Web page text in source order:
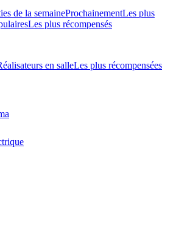
de la semaineProchainementLes plus
Les plus récompensés
en salleLes plus récompensées